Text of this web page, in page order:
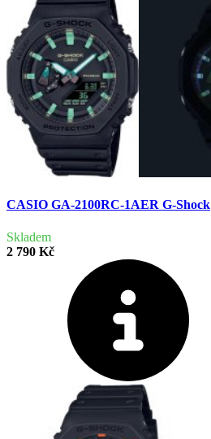
CASIO GA-2100RC-1AER G-Shock
Skladem
2 790 Kč